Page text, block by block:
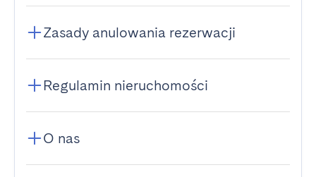
Zasady anulowania rezerwacji
Regulamin nieruchomości
O nas